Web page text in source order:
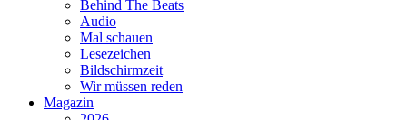
Behind The Beats
Audio
Mal schauen
Lesezeichen
Bildschirmzeit
Wir müssen reden
Magazin